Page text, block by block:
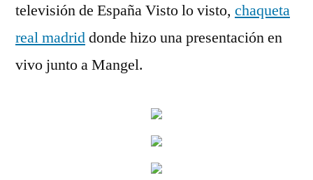
televisión de España Visto lo visto, chaqueta
real madriddonde hizo una presentación en
vivo junto a Mangel.